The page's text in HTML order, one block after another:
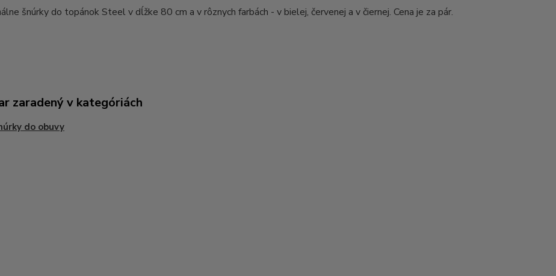
šnúrky do topánok Steel v dĺžke 80 cm a v rôznych farbách - v bielej, červenej a v čiernej. Cena je za pár.
zaradený v kategóriách
do obuvy